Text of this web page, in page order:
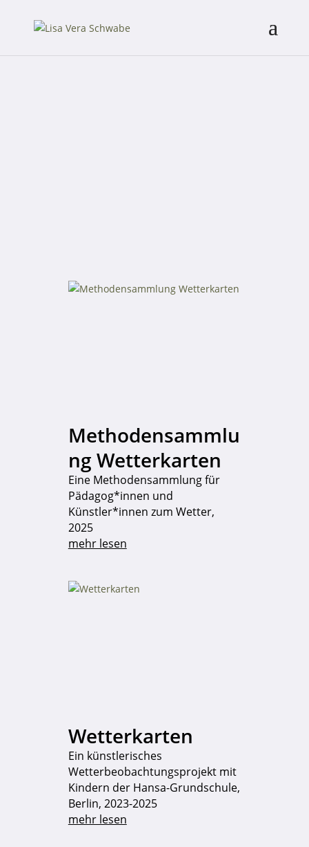
Methodensammlu
ng Wetterkarten
Eine Methodensammlung für
Pädagog*innen und
Künstler*innen zum Wetter,
2025
mehr lesen
Wetterkarten
Ein künstlerisches
Wetterbeobachtungsprojekt mit
Kindern der Hansa-Grundschule,
Berlin, 2023-2025
mehr lesen